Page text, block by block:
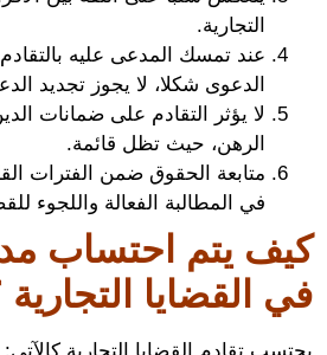
التجارية.
عند تمسك المدعى عليه بالتقادم:
الدعوى شكلا، لا يجوز تجديد الدعوى
لا يؤثر التقادم على ضمانات الدين
الرهن، حيث تظل قائمة.
متابعة الحقوق ضمن الفترات
في المطالبة الفعالة واللجوء للقضاء
يتم احتساب مدة
القضايا التجارية ؟
تقادم القضايا التجارية كالآتي: